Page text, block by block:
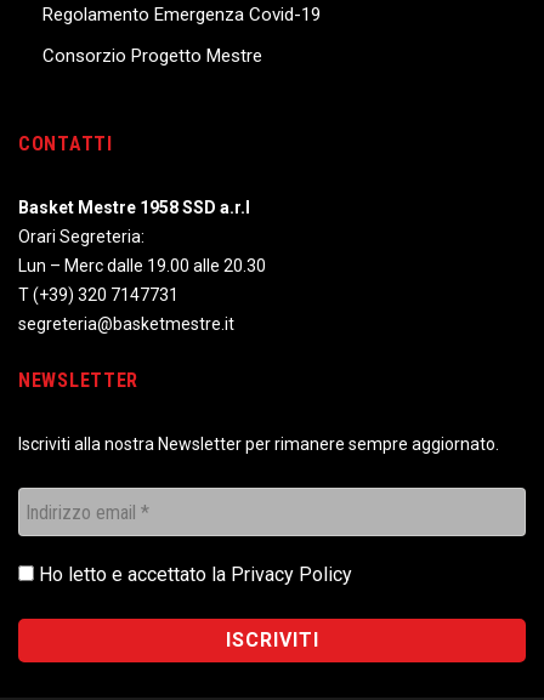
Regolamento Emergenza Covid-19
Consorzio Progetto Mestre
CONTATTI
Basket Mestre 1958 SSD a.r.l
Orari Segreteria:
Lun – Merc dalle 19.00 alle 20.30
T(+39) 320 7147731
segreteria@basketmestre.it
NEWSLETTER
Iscriviti alla nostra Newsletter per rimanere sempre aggiornato.
Ho letto e accettato la Privacy Policy